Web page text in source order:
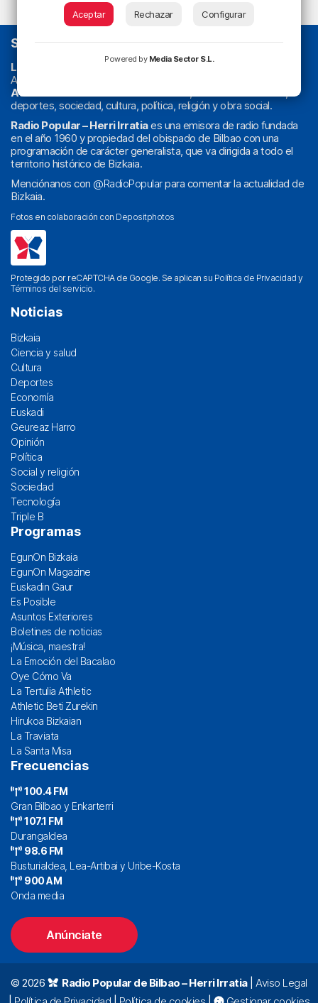
SOBRE NOSOTROS
La radio sin cadenas
. Desde 1960 haciendo radio en Bilbao.
Actualidad y
Athletic
deportes, sociedad, cultura, política, religión y obra social.
Radio Popular – Herri Irratiaes una emisora de radio fundada
en el año 1960 y propiedad del obispado de Bilbao con una
programación de carácter generalista, que va dirigida a todo el
territorio histórico de Bizkaia.
Menciónanos con @RadioPopularpara comentar la actualidad de
Bizkaia.
Fotos en colaboración con Depositphotos
Protegido por reCAPTCHA de Google. Se aplican su Política de Privacidad y
Términos del servicio.
Noticias
Bizkaia
Ciencia y salud
Cultura
Deportes
Economía
Euskadi
Geureaz Harro
Opinión
Política
Social y religión
Sociedad
Tecnología
Triple B
Programas
EgunOn Bizkaia
EgunOn Magazine
Euskadin Gaur
Es Posible
Asuntos Exteriores
Boletines de noticias
¡Música, maestra!
La Emoción del Bacalao
Oye Cómo Va
La Tertulia Athletic
Athletic Beti Zurekin
Hirukoa Bizkaian
La Traviata
La Santa Misa
Frecuencias
100.4 FM
Gran Bilbao y Enkarterri
107.1 FM
Durangaldea
98.6 FM
Busturialdea, Lea-Artibai y Uribe-Kosta
900 AM
Onda media
Anúnciate
© 2026 Radio Popular de Bilbao – Herri Irratia| Aviso Legal
Aceptar Rechazar Configurar
Powered by Media Sector S.L.